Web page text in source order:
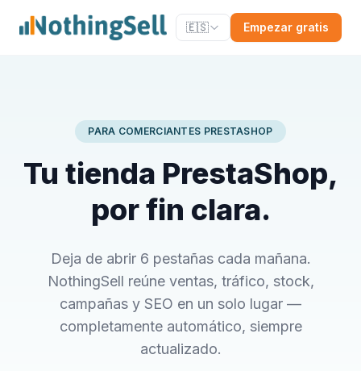
🇪🇸 Empezar gratis
PARA COMERCIANTES PRESTASHOP
Tu tienda PrestaShop,
por fin clara.
Deja de abrir 6 pestañas cada mañana.
NothingSell reúne ventas, tráfico, stock,
campañas y SEO en un solo lugar —
completamente automático, siempre
actualizado.